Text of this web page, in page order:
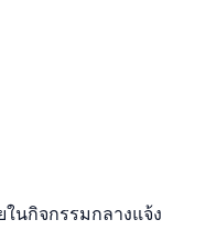
นกิจกรรมกลางแจ้ง